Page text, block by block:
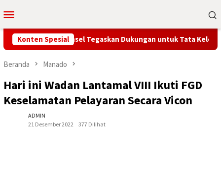
ke
Mobile
Konten Spesial
Bupati Minsel Tegaskan Dukungan untuk Tata Kelola Desa
Beranda Manado
Hari ini Wadan Lantamal VIII Ikuti FGD
Keselamatan Pelayaran Secara Vicon
ADMIN
21 Desember 2022
377 Dilihat